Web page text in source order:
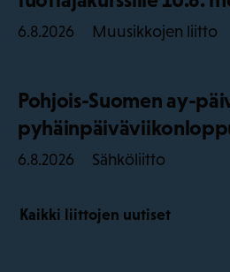
6.8.2026 Muusikkojen liitto
Pohjois-Suomen ay-
6.8.2026 Sähköliitto
Kaikki liittojen uutiset